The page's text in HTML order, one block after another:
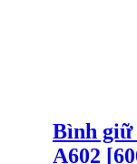
Bình
A602